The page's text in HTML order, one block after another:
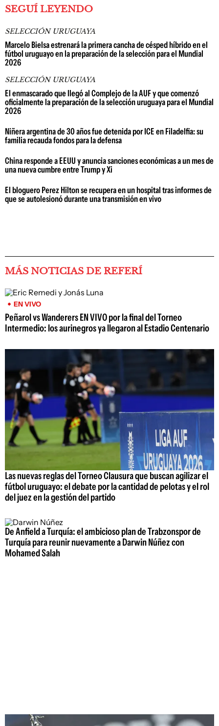
SEGUÍ LEYENDO
SELECCIÓN URUGUAYA
Marcelo Bielsa estrenará la primera cancha de césped híbrido en el
fútbol uruguayo en la preparación de la selección para el Mundial
2026
SELECCIÓN URUGUAYA
El enmascarado que llegó al Complejo de la AUF y que comenzó
oficialmente la preparación de la selección uruguaya para el Mundial
2026
Niñera argentina de 30 años fue detenida por ICE en Filadelfia: su
familia recauda fondos para la defensa
China responde a EEUU y anuncia sanciones económicas a un mes de
una nueva cumbre entre Trump y Xi
El bloguero Perez Hilton se recupera en un hospital tras informes de
que se autolesionó durante una transmisión en vivo
MÁS NOTICIAS DE REFERÍ
EN VIVO
Peñarol vs Wanderers EN VIVO por la final del Torneo
Intermedio: los aurinegros ya llegaron al Estadio Centenario
Las nuevas reglas del Torneo Clausura que buscan agilizar el
fútbol uruguayo: el debate por la cantidad de pelotas y el rol
del juez en la gestión del partido
De Anfield a Turquía: el ambicioso plan de Trabzonspor de
Turquía para reunir nuevamente a Darwin Núñez con
Mohamed Salah